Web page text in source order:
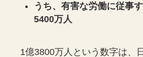
うち、有害な労働に従事
5400万人
1億3800万人という数字は、